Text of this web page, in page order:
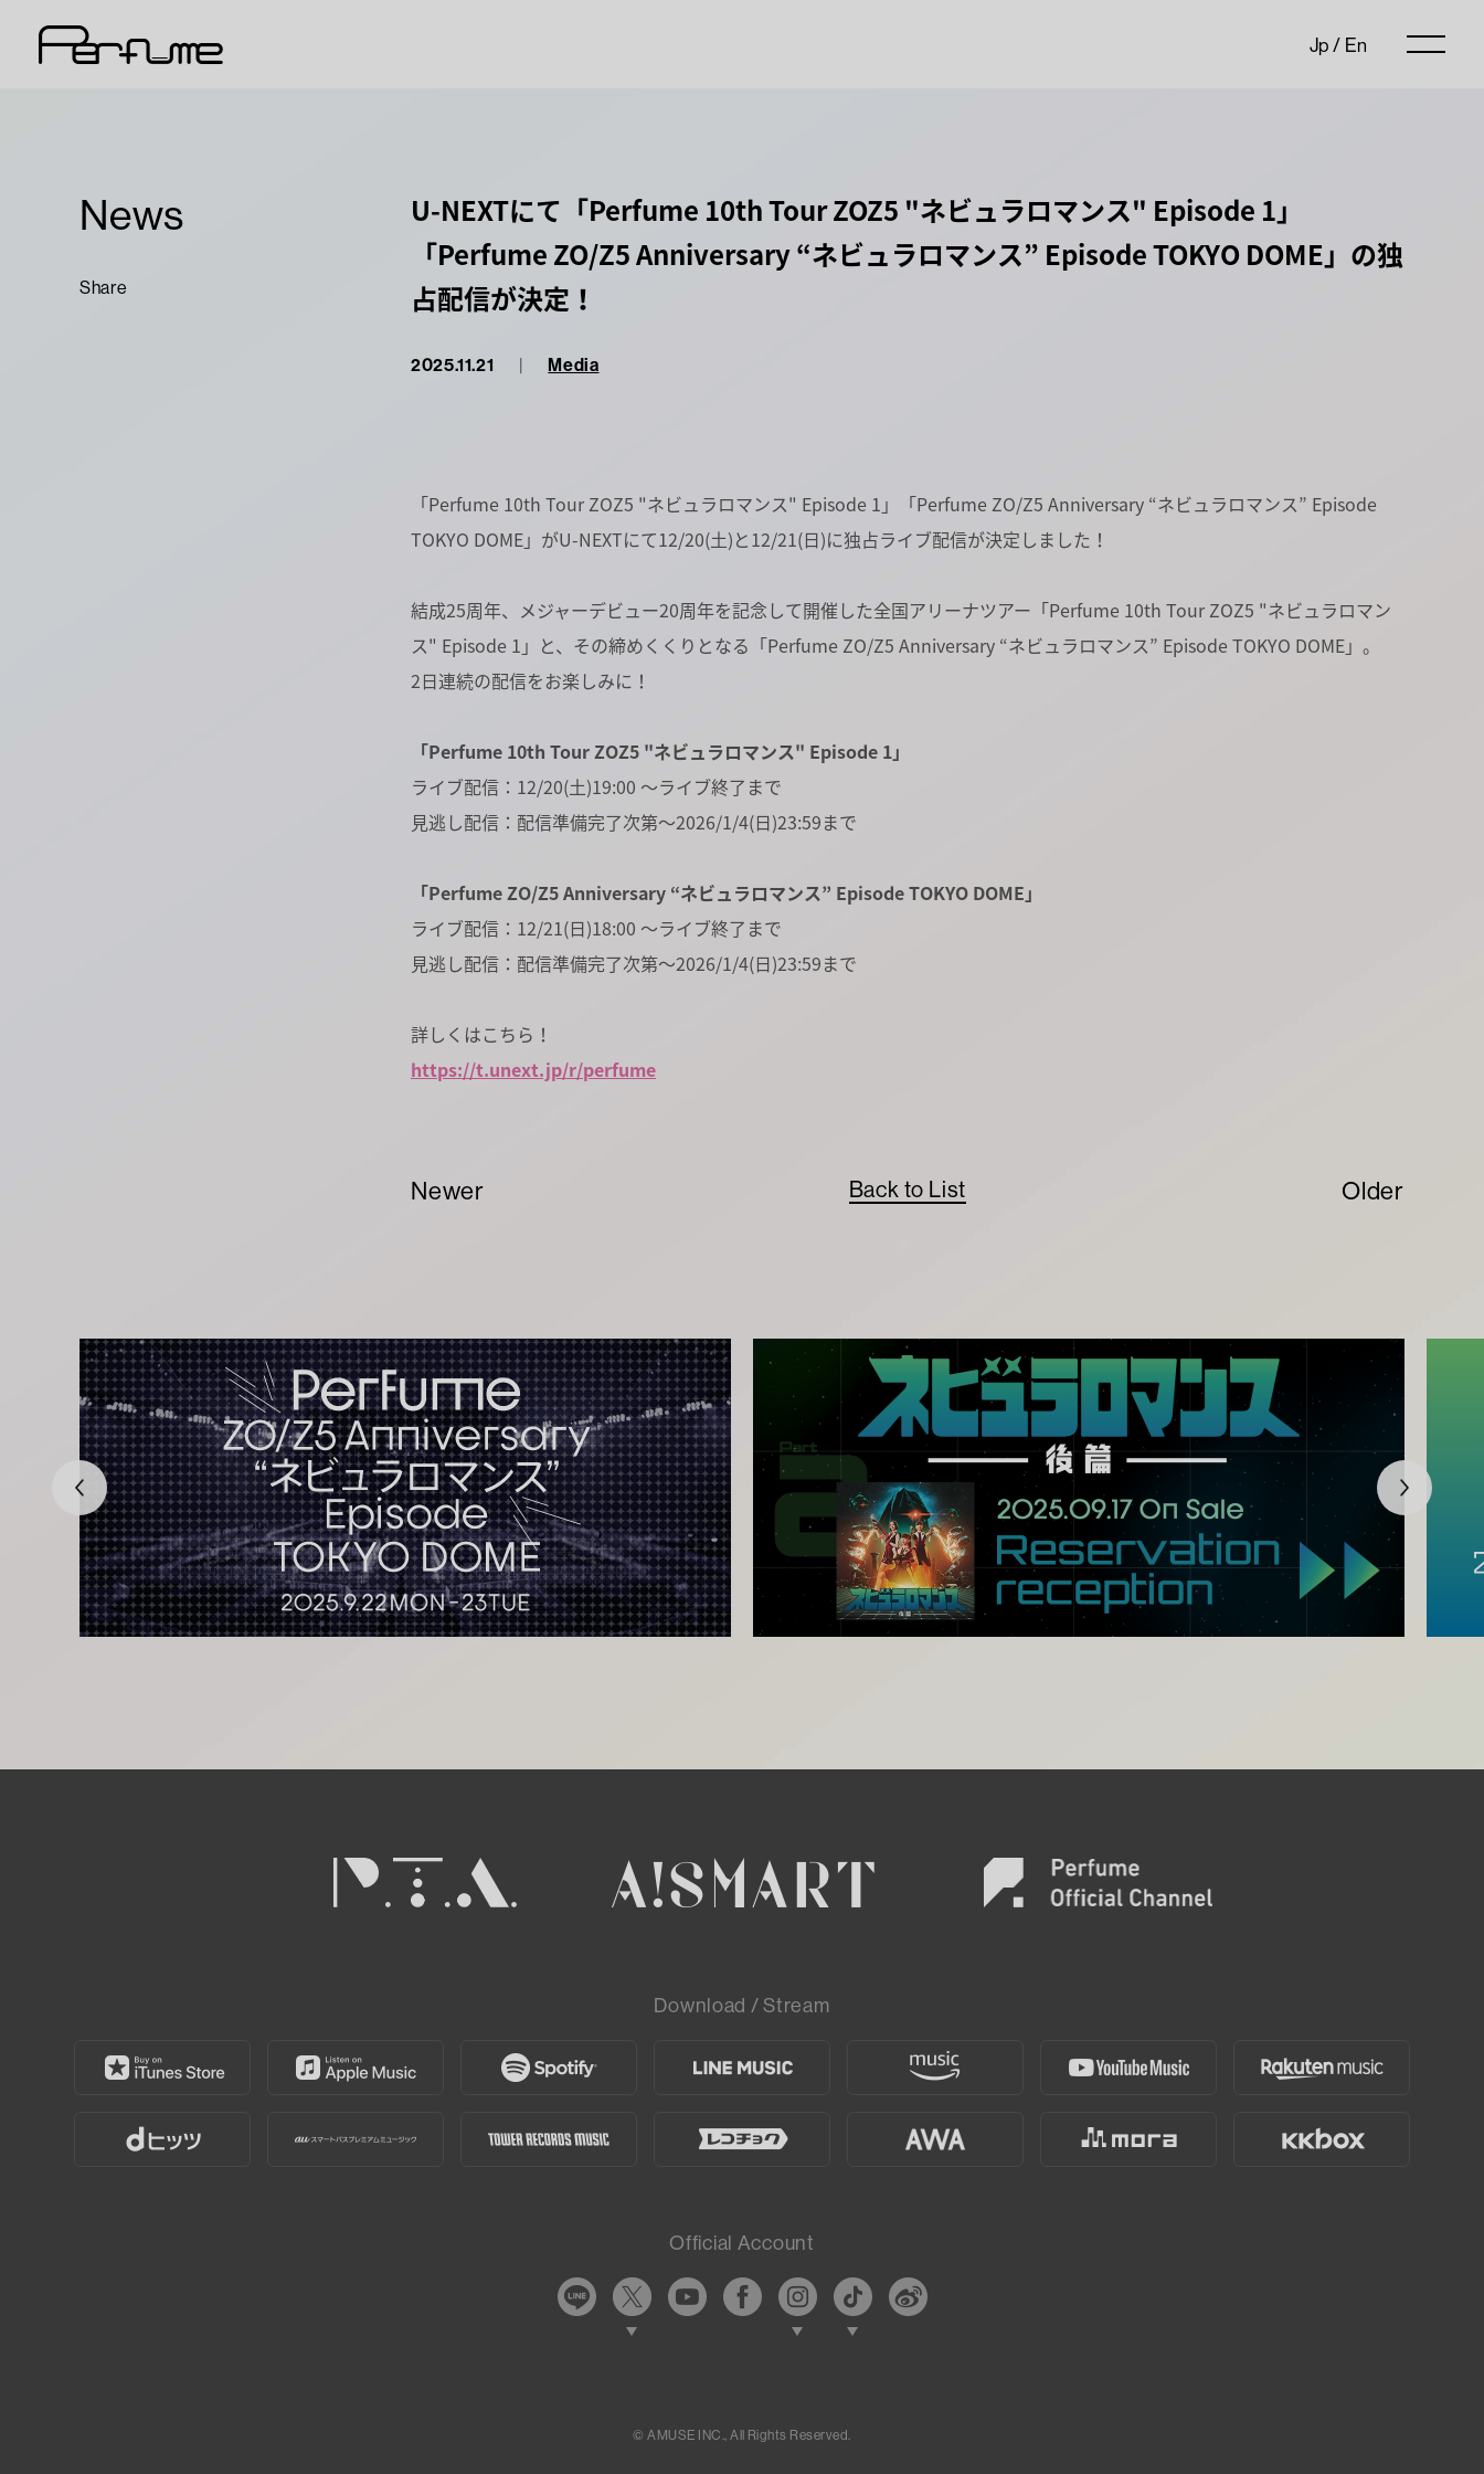
Jp/ En
News
Share
U-NEXTにて「Perfume 10th Tour ZOZ5 "ネビュラロマンス" Episode 1」
「Perfume ZO/Z5 Anniversary “ネビュラロマンス” Episode TOKYO DOME」の独
占配信が決定！
2025.11.21 | Media
「Perfume 10th Tour ZOZ5 "ネビュラロマンス" Episode 1」「Perfume ZO/Z5 Anniversary “ネビュラロマンス” Episode
TOKYO DOME」がU-NEXTにて12/20(土)と12/21(日)に独占ライブ配信が決定しました！
結成25周年、メジャーデビュー20周年を記念して開催した全国アリーナツアー「Perfume 10th Tour ZOZ5 "ネビュラロマン
ス" Episode 1」と、その締めくくりとなる「Perfume ZO/Z5 Anniversary “ネビュラロマンス” Episode TOKYO DOME」。
2日連続の配信をお楽しみに！
「Perfume 10th Tour ZOZ5 "ネビュラロマンス" Episode 1」
ライブ配信：12/20(土)19:00 ～ライブ終了まで
見逃し配信：配信準備完了次第～2026/1/4(日)23:59まで
「Perfume ZO/Z5 Anniversary “ネビュラロマンス” Episode TOKYO DOME」
ライブ配信：12/21(日)18:00 ～ライブ終了まで
見逃し配信：配信準備完了次第～2026/1/4(日)23:59まで
詳しくはこちら！
https://t.unext.jp/r/perfume
Newer Back to List Older
Download / Stream
Official Account
©︎AMUSE INC., All Rights Reserved.